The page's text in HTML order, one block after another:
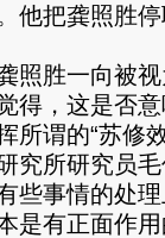
他把龚照胜
胜一向被视
得，这是否
所谓的“苏修
所研究员毛
些事情的处
是有正面作